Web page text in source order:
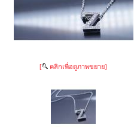
[ คลิกเพื่อดูภาพขยาย]